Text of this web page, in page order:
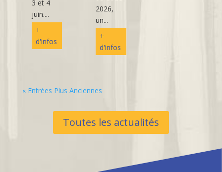
3 et 4
juin....
+
d'infos
2026,
un...
+
d'infos
« Entrées Plus Anciennes
Toutes les actualités